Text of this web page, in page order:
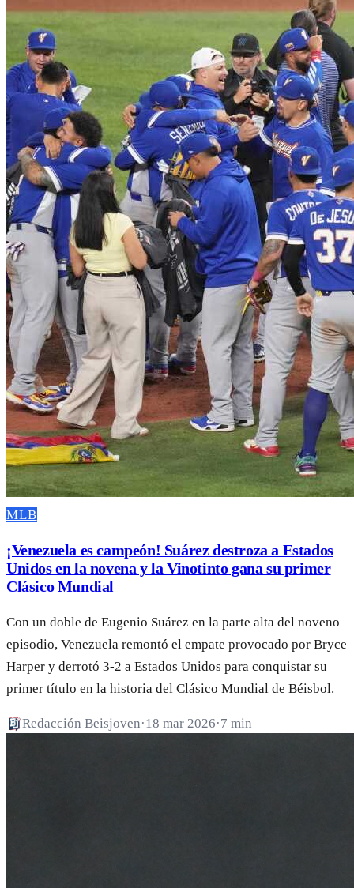
MLB
¡Venezuela es campeón! Suárez destroza a Estados
Unidos en la novena y la Vinotinto gana su primer
Clásico Mundial
Con un doble de Eugenio Suárez en la parte alta del noveno
episodio, Venezuela remontó el empate provocado por Bryce
Harper y derrotó 3-2 a Estados Unidos para conquistar su
primer título en la historia del Clásico Mundial de Béisbol.
Redacción Beisjoven·18 mar 2026·7 min